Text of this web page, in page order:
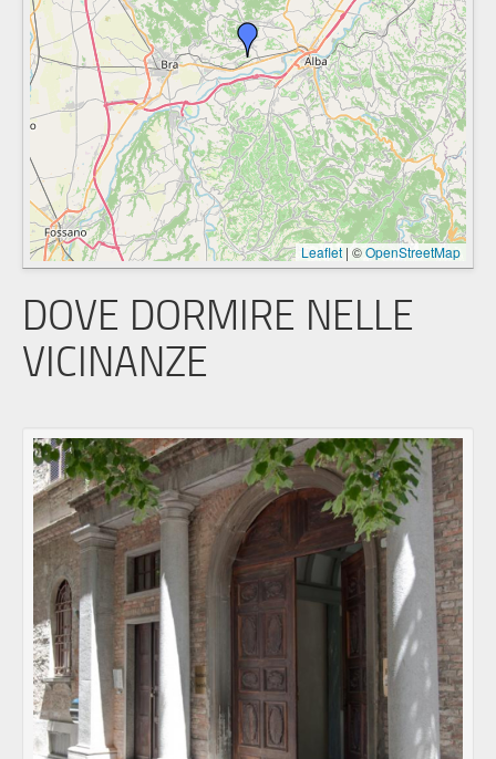
Leaflet | ©OpenStreetMap
DOVE DORMIRE NELLE
VICINANZE